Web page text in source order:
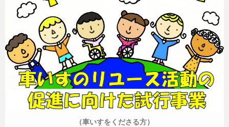
（車いすをくださる方）